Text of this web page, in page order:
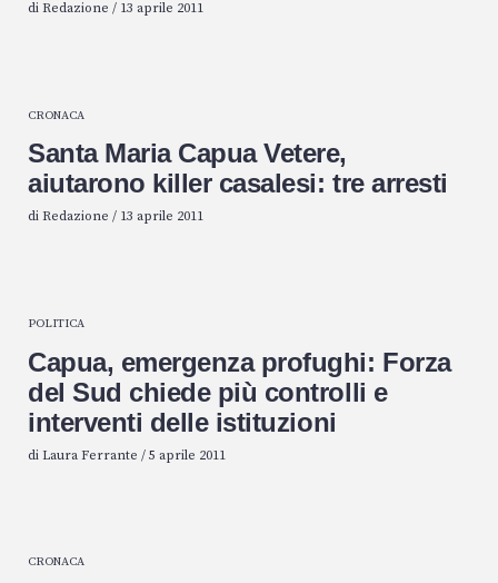
di Redazione / 13 aprile 2011
CRONACA
Santa Maria Capua Vetere,
aiutarono killer casalesi: tre arresti
di Redazione / 13 aprile 2011
POLITICA
Capua, emergenza profughi: Forza
del Sud chiede più controlli e
interventi delle istituzioni
di Laura Ferrante / 5 aprile 2011
CRONACA